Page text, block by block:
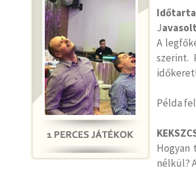
J
A
szerint.
Példa
Hogyan
nélkül?